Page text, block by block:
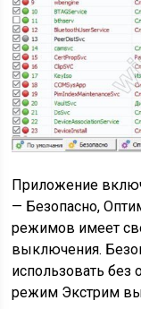
Приложение
— Безопасно,
режимов имеет
выключения.
использовать без
режим Экстрим